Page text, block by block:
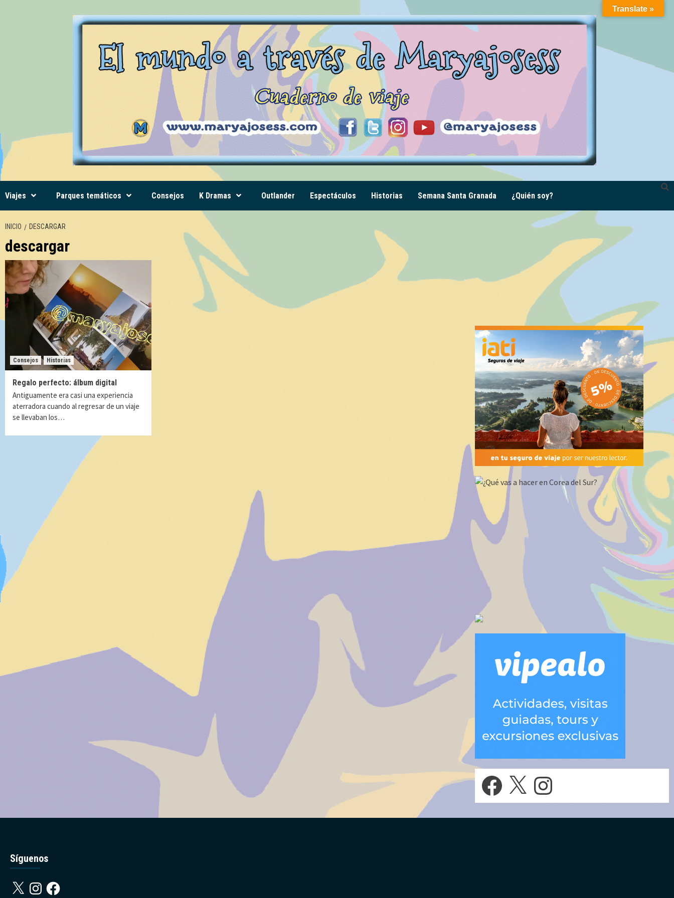
Viajes Parques temáticos Consejos K Dramas Outlander Espectáculos Historias Semana Santa Granada ¿Quién soy?
INICIO DESCARGAR
descargar
Consejos Historias
Regalo perfecto: álbum digital
Antiguamente era casi una experiencia
aterradora cuando al regresar de un viaje
se llevaban los…
Facebook Instagram
Síguenos
X InstagramFacebook
Translate »